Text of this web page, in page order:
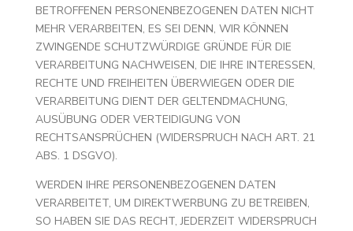
BETROFFENEN PERSONENBEZOGENEN DATEN NICHT
MEHR VERARBEITEN, ES SEI DENN, WIR KÖNNEN
ZWINGENDE SCHUTZWÜRDIGE GRÜNDE FÜR DIE
VERARBEITUNG NACHWEISEN, DIE IHRE INTERESSEN,
RECHTE UND FREIHEITEN ÜBERWIEGEN ODER DIE
VERARBEITUNG DIENT DER GELTENDMACHUNG,
AUSÜBUNG ODER VERTEIDIGUNG VON
RECHTSANSPRÜCHEN (WIDERSPRUCH NACH ART. 21
ABS. 1 DSGVO).
WERDEN IHRE PERSONENBEZOGENEN DATEN
VERARBEITET, UM DIREKTWERBUNG ZU BETREIBEN,
SO HABEN SIE DAS RECHT, JEDERZEIT WIDERSPRUCH